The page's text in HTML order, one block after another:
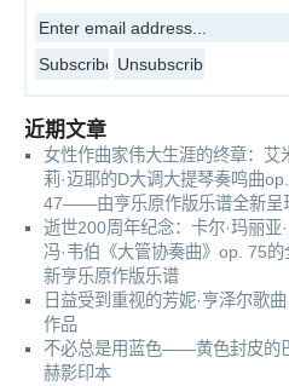
近期文章
女性作曲家伟大生涯的终章：艾
莉·迈耶的D大调大提琴奏鸣曲op.
47——由亨乐原作版乐谱全新呈
逝世200周年纪念：卡尔·玛丽亚·
冯·韦伯《大管协奏曲》op. 75的
新亨乐原作版乐谱
日益受到重视的芳妮·亨泽尔歌曲
作品
不必总是用蓝色——黄色封皮的
赫影印本